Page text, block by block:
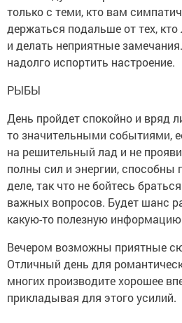
только с теми, кто вам
держаться подальше от тех,
и делать неприятные
надолго испортить настроение.
РЫБЫ
День пройдет спокойно и вряд
то значительными событиями,
на решительный лад и не
полны сил и энергии, способны
деле, так что не бойтесь
важных вопросов. Будет шанс
какую-то полезную
Вечером возможны приятные
Отличный день для
многих производите хорошее
прикладывая для этого усилий.